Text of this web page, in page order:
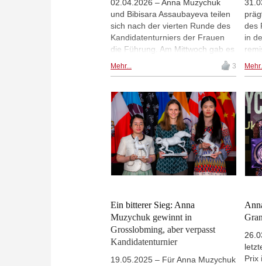
02.04.2026 – Anna Muzychuk
und Bibisara Assaubayeva teilen
sich nach der vierten Runde des
Kandidatenturniers der Frauen
die Führung. Am Mittwoch gab es
Muzychuk besiegte Kateryna
Divya Deshmukh gewann.
Assaubayeva vergab Chancen
auf den alleinigen ersten Platz mit
ihrem Remis gegen Tan Zhongyi.
Vaishali Rameshbabu erreichte
nach anfänglichem Druckspiel
ihrer Gegnerin noch ein
Unentschieden gegen Aleksandra
Michal Walusza, Yoav Nis
Mehr... 3
des
in
die
sie
Ein bitterer Sieg: Anna
Muzychuk gewinnt in
Grosslobming, aber verpasst
Kandidatenturnier
19.05.2025 – Für Anna Muzychuk
Prix